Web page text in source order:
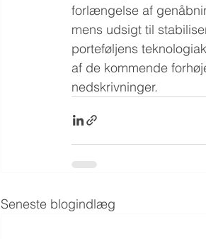
forlængelse af
mens udsigt til
porteføljens
af de kommende
nedskrivninger.
Seneste blogindlæg